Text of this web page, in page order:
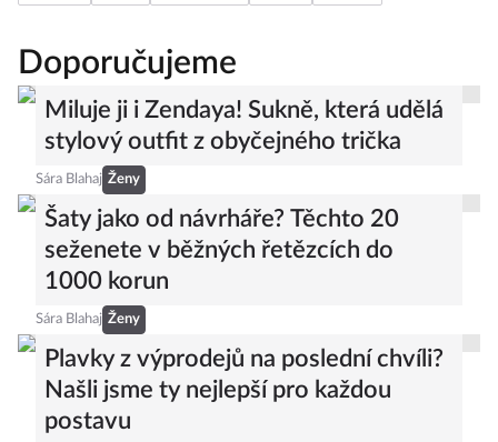
Doporučujeme
Miluje ji i Zendaya! Sukně, která udělá
stylový outfit z obyčejného trička
Sára Blahaj Ženy
Šaty jako od návrháře? Těchto 20
seženete v běžných řetězcích do
1000 korun
Sára Blahaj Ženy
Plavky z výprodejů na poslední chvíli?
Našli jsme ty nejlepší pro každou
postavu